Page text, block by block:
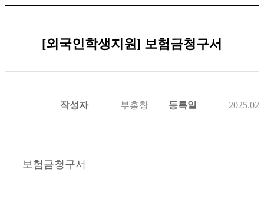
[외국인학생지원] 보험금청구서
작성자 부홍창 등록일
보험금청구서